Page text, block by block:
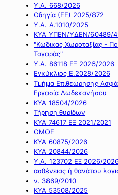
Y.A. 668/2026
Οδηγία (ΕΕ) 2025/872
Υ.Α. Α.1010/2025
ΚΥΑ ΥΠΕΝ/ΥΔΕΝ/60489/
"Κώδικας Χωροταξίας -
Ταγαράς"
Υ.Α. 86118 ΕΞ 2026/2026
Εγκύκλιος Ε.2028/2026
Τμήμα Επιθεώρησης
Εργασία Δωδεκανήσου
ΚΥΑ 18504/2026
Τήρηση θυρίδων
ΚΥΑ 74617 ΕΞ 2021/2021
ΟΜΟΕ
ΚΥΑ 60875/2026
ΚΥΑ 20844/2026
Υ.Α. 123702 ΕΞ 2026/
ασθένειας ή θανάτου
ν. 3869/2010
ΚΥΑ 53508/2025